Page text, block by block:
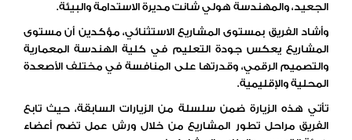
الجعيد، والمهندسة هولي شانت مديرة الاستدامة والبيئة.
وأشاد الفريق بمستوى المشاريع الاستثنائي، مؤكدين أن مستوى
المشاريع يعكس جودة التعليم في كلية الهندسة المعمارية
والتصميم الرقمي، وقدرتها على المنافسة في مختلف الأصعدة
المحلية والإقليمية.
تأتي هذه الزيارة ضمن سلسلة من الزيارات السابقة، حيث تابع
الفريق مراحل تطور المشاريع من خلال ورش عمل تضم أعضاء